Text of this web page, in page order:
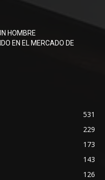
HOMBRE
EN EL MERCADO DE
531
229
173
143
126